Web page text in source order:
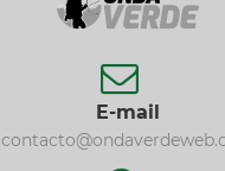
E-mail